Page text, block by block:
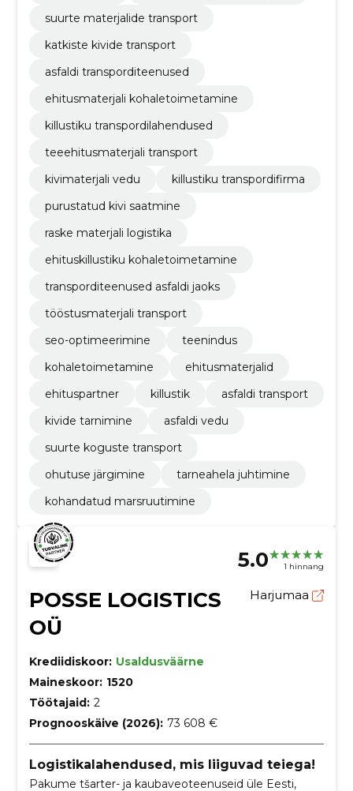
suurte materjalide transport
katkiste kivide transport
asfaldi transporditeenused
ehitusmaterjali kohaletoimetamine
killustiku transpordilahendused
teeehitusmaterjali transport
kivimaterjali vedu
killustiku transpordifirma
purustatud kivi saatmine
raske materjali logistika
ehituskillustiku kohaletoimetamine
transporditeenused asfaldi jaoks
tööstusmaterjali transport
seo-optimeerimine
teenindus
kohaletoimetamine
ehitusmaterjalid
ehituspartner
killustik
asfaldi transport
kivide tarnimine
asfaldi vedu
suurte koguste transport
ohutuse järgimine
tarneahela juhtimine
kohandatud marsruutimine
5.0 1 hinnang
POSSE LOGISTICS
OÜ
Harjumaa
Krediidiskoor: Usaldusväärne
Maineskoor: 1520
Töötajaid: 2
Prognooskäive (2026): 73 608 €
Logistikalahendused, mis liiguvad teiega!
Pakume tšarter- ja kaubaveoteenuseid üle Eesti,